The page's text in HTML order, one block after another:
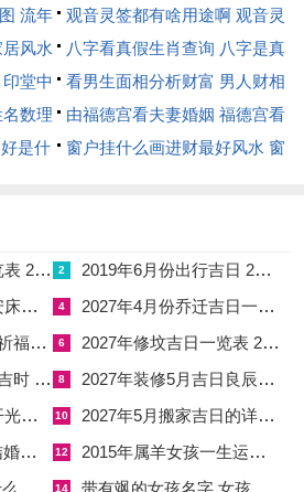
破财伤身，故勿动刀具或争吵。禁冲犯
生肖相冲之日，如属蛇者避亥日，则
若遇“五***”时则多小人作祟。此禁忌
主喜火，则选火旺之日；若忌神为
中三煞位东方宜静不宜动，可摆放绿
乱，否则阻碍财运。对于属蛇、猪、
折，可安放祥安阁联吉锦袋于东南
脸型男性
流年
观音灵签都有啥用途啊 观音灵
签全部签签词
风水
八字看真假生肖查询 八字是真
还是假
堂中
看男生面相分析财富 男人财相
从哪里看
数理
由福德宫看夫妻婚姻 福德宫看
配偶生肖
是什
窗户挂什么画进财最好风水 窗
一览表 2 2019年6月份出行吉日 2027年6月出行吉日一览表
查询 4 2027年4月份乔迁吉日一览表 2027年4月乔迁吉日吉时查询
一览表 6 2027年修坟吉日一览表 2027年农历2月修坟吉日一览表
一览表 8 2027年装修5月吉日良辰查询表 2027年农历5月装修吉日一览表
览表 10 2027年5月搬家吉日的详细解释 2027年5月搬家吉日吉时查询
好吗 12 2015年属羊女孩一生运势 2015年属羊女2026年健康运好吗
14